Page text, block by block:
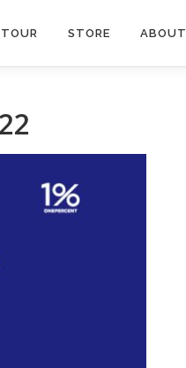
TOUR STORE ABOUT